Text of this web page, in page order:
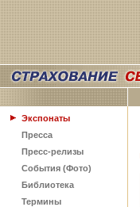
Экспонаты
Пресса
Пресс-релизы
События (Фото)
Библиотека
Термины